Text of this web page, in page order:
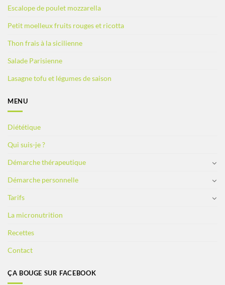
Escalope de poulet mozzarella
Petit moelleux fruits rouges et ricotta
Thon frais à la sicilienne
Salade Parisienne
Lasagne tofu et légumes de saison
MENU
Diététique
Qui suis-je ?
Démarche thérapeutique
Démarche personnelle
Tarifs
La micronutrition
Recettes
Contact
ÇA BOUGE SUR FACEBOOK